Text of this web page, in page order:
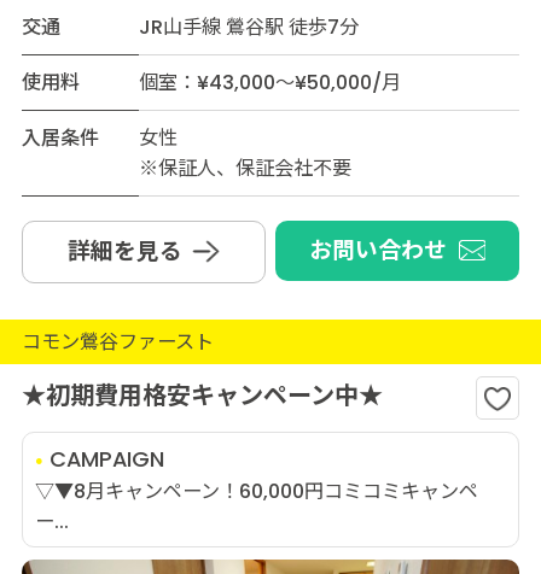
交通
JR山手線 鶯谷駅 徒歩7分
使用料
個室：¥43,000～¥50,000/月
入居条件
女性
※保証人、保証会社不要
詳細を見る お問い合わせ
コモン鶯谷ファースト
★初期費用格安キャンペーン中★
CAMPAIGN
▽▼8月キャンペーン！60,000円コミコミキャンペ
ー...